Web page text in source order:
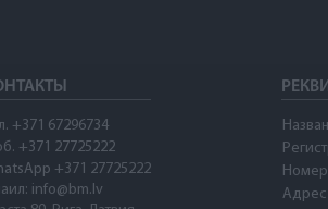
+371 67296734
+371 27725222
+371 27725222
info@bm.lv
Адрес